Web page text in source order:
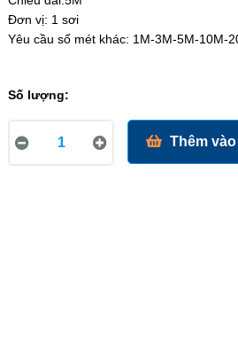
Đơn vị: 1 sơi
Yêu cầu số mét khác: 1M-3M-5M-10M-
Số lượng:
Thêm